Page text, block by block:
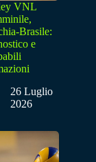
VNL
Brasile:
e
26 Luglio
2026